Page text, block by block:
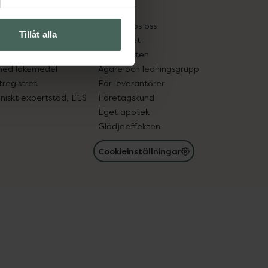
Tillåt alla
in gammal medicin
läkemedel
expertstöd, EES
Pressrum
Jobba hos oss
Hållbarhet
Samarbeten
Ägare och ledningsgrupp
För leverantörer
Företagskund
Eget apotek
Glädjeeffekten
Cookieinställningar